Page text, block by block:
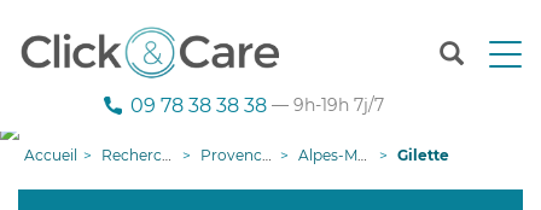
T
n
09 78 38 38 38 — 9h-19h 7j/7
Accueil Recherche aide à domicile Provence-Alpes-Côte d'Azur Alpes-Maritimes Gilette